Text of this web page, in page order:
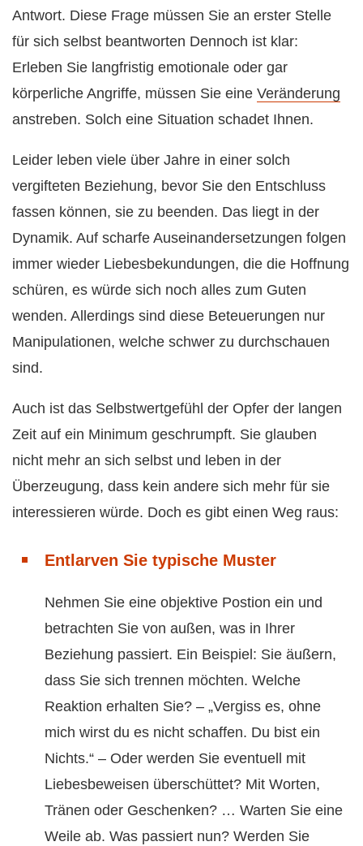
Antwort. Diese Frage müssen Sie an erster Stelle
für sich selbst beantworten Dennoch ist klar:
Erleben Sie langfristig emotionale oder gar
körperliche Angriffe, müssen Sie eine Veränderung
anstreben. Solch eine Situation schadet Ihnen.
Leider leben viele über Jahre in einer solch
vergifteten Beziehung, bevor Sie den Entschluss
fassen können, sie zu beenden. Das liegt in der
Dynamik. Auf scharfe Auseinandersetzungen folgen
immer wieder Liebesbekundungen, die die Hoffnung
schüren, es würde sich noch alles zum Guten
wenden. Allerdings sind diese Beteuerungen nur
Manipulationen, welche schwer zu durchschauen
sind.
Auch ist das Selbstwertgefühl der Opfer der langen
Zeit auf ein Minimum geschrumpft. Sie glauben
nicht mehr an sich selbst und leben in der
Überzeugung, dass kein andere sich mehr für sie
interessieren würde. Doch es gibt einen Weg raus:
Entlarven Sie typische Muster
Nehmen Sie eine objektive Postion ein und
betrachten Sie von außen, was in Ihrer
Beziehung passiert. Ein Beispiel: Sie äußern,
dass Sie sich trennen möchten. Welche
Reaktion erhalten Sie? – „Vergiss es, ohne
mich wirst du es nicht schaffen. Du bist ein
Nichts.“ – Oder werden Sie eventuell mit
Liebesbeweisen überschüttet? Mit Worten,
Tränen oder Geschenken? … Warten Sie eine
Weile ab. Was passiert nun? Werden Sie